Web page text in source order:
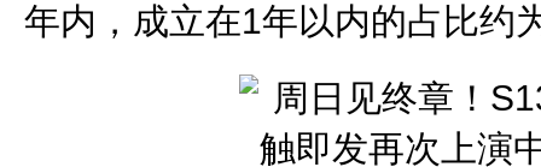
年内，成立在1年以内的占比约